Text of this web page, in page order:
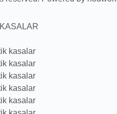
kasalar
kasalar
kasalar
kasalar
kasalar